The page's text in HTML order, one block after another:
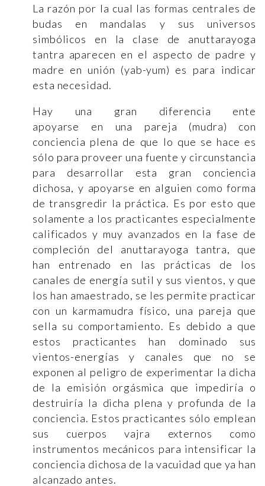
La razón por la cual las formas centrales de
budas en mandalas y sus universos
simbólicos en la clase de anuttarayoga
tantra aparecen en el aspecto de padre y
madre en unión (yab-yum) es para indicar
esta necesidad.
Hay una gran diferencia ente
apoyarse en una pareja (mudra) con
conciencia plena de que lo que se hace es
sólo para proveer una fuente y circunstancia
para desarrollar esta gran conciencia
dichosa, y apoyarse en alguien como forma
de transgredir la práctica. Es por esto que
solamente a los practicantes especialmente
calificados y muy avanzados en la fase de
compleción del anuttarayoga tantra, que
han entrenado en las prácticas de los
canales de energía sutil y sus vientos, y que
los han amaestrado, se les permite practicar
con un karmamudra físico, una pareja que
sella su comportamiento. Es debido a que
estos practicantes han dominado sus
vientos-energías y canales que no se
exponen al peligro de experimentar la dicha
de la emisión orgásmica que impediría o
destruiría la dicha plena y profunda de la
conciencia. Estos practicantes sólo emplean
sus cuerpos vajra externos como
instrumentos mecánicos para intensificar la
conciencia dichosa de la vacuidad que ya han
alcanzado antes.